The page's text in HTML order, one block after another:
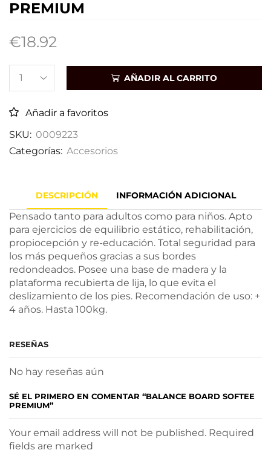
PREMIUM
€18.92
AÑADIR AL CARRITO
Añadir a favoritos
SKU: 0009223
Categorías: Accesorios
DESCRIPCIÓN INFORMACIÓN ADICIONAL
Pensado tanto para adultos como para niños. Apto
para ejercicios de equilibrio estático, rehabilitación,
propiocepción y re-educación. Total seguridad para
los más pequeños gracias a sus bordes
redondeados. Posee una base de madera y la
plataforma recubierta de lija, lo que evita el
deslizamiento de los pies. Recomendación de uso: +
4 años. Hasta 100kg.
RESEÑAS
No hay reseñas aún
SÉ EL PRIMERO EN COMENTAR “BALANCE BOARD SOFTEE
PREMIUM”
Your email address will not be published. Required
fields are marked